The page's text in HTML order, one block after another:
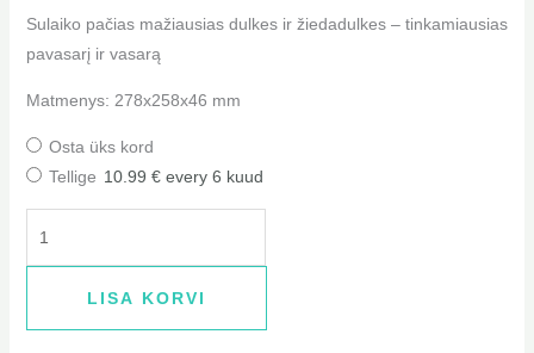
Sulaiko pačias mažiausias dulkes ir žiedadulkes – tinkamiausias
pavasarį ir vasarą
Matmenys: 278x258x46 mm
Osta üks kord
Tellige 10.99€ every 6 kuud
LISA KORVI